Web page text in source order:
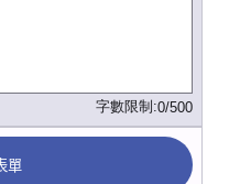
字數限制:0/500
單